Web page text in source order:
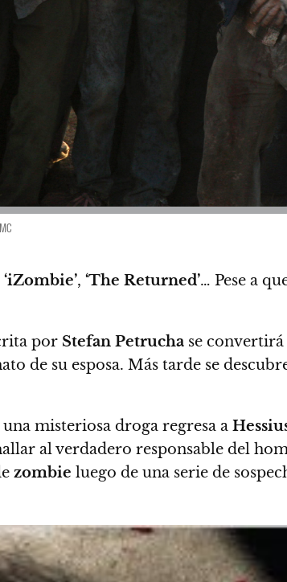
‘iZombie’, ‘The Returned’… Pese a
por Stefan Petrucha se convertirá
de su esposa. Más tarde se
misteriosa droga regresa a
al verdadero responsable del
zombie luego de una serie de